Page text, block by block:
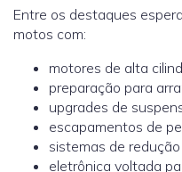
Entre os destaques
motos com:
motores de alta
preparação para
upgrades de
escapamentos de
sistemas de
eletrônica voltada